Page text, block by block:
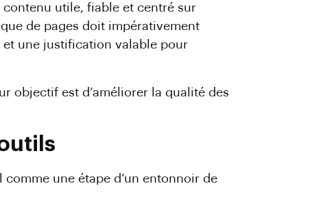
contenu utile, fiable et centré sur
de pages doit impérativement
une justification valable pour
objectif est d’améliorer la qualité des
une étape d’un entonnoir de